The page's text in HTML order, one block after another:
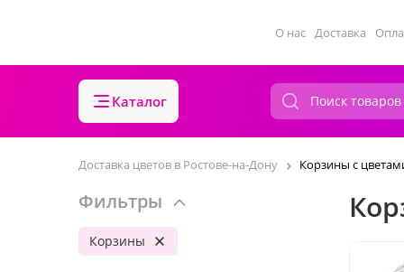
О нас Доставка
Каталог
Доставка цветов в Ростове-на-Дону Корзины с
Фильтры
Корзины